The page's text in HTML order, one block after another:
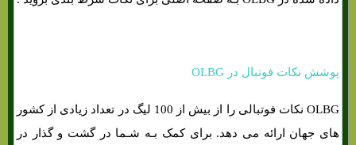
پوشش نکات فوتبال در OLBG
OLBG نکات فوتبالی را از بیش از 100 لیگ در تعداد زیادی از کشور
های جهان ارائه می دهد. برای کمک بـه شـما در گشت و گذار در